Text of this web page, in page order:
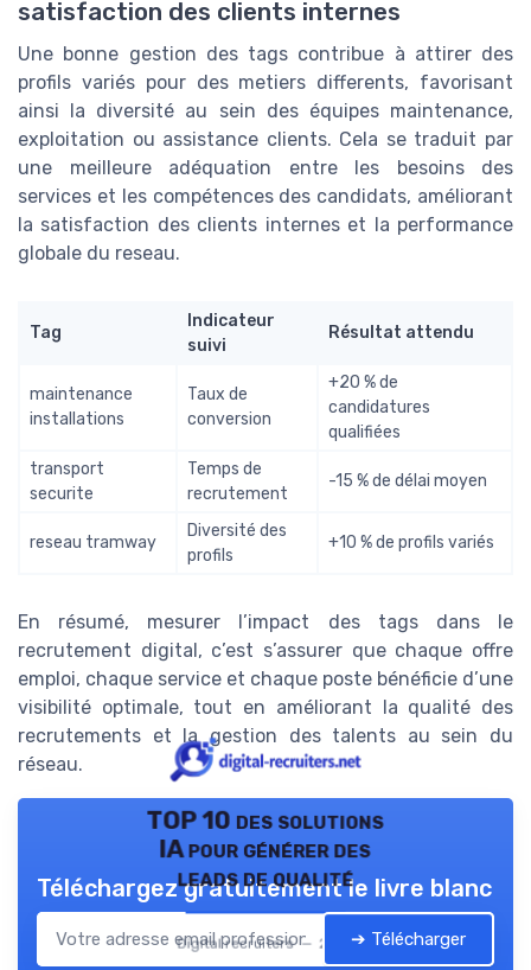
satisfaction des clients internes
Une bonne gestion des tags contribue à attirer des
profils variés pour des metiers differents, favorisant
ainsi la diversité au sein des équipes maintenance,
exploitation ou assistance clients. Cela se traduit par
une meilleure adéquation entre les besoins des
services et les compétences des candidats, améliorant
la satisfaction des clients internes et la performance
globale du reseau.
Tag
Indicateur
suivi
Résultat attendu
maintenance
installations
Taux de
conversion
+20 % de
candidatures
qualifiées
transport
securite
Temps de
recrutement
-15 % de délai moyen
reseau tramway
Diversité des
profils
+10 % de profils variés
En résumé, mesurer l’impact des tags dans le
recrutement digital, c’est s’assurer que chaque offre
emploi, chaque service et chaque poste bénéficie d’une
visibilité optimale, tout en améliorant la qualité des
recrutements et la gestion des talents au sein du
réseau.
TOP 10 des solutions
IA pour générer des
leads de qualité
Digital recruiters — 2026
Téléchargez gratuitement le livre blanc
➔ Télécharger